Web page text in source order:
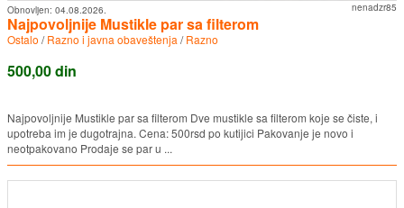
nenadzr85
Obnovljen: 04.08.2026.
Najpovoljnije Mustikle par sa filterom
Ostalo /Razno i javna obaveštenja /Razno
500,00 din
Najpovoljnije Mustikle par sa filterom Dve mustikle sa filterom koje se čiste, i
upotreba im je dugotrajna. Cena: 500rsd po kutijici Pakovanje je novo i
neotpakovano Prodaje se par u ...